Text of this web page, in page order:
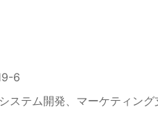
6
ステム開発、マーケティング